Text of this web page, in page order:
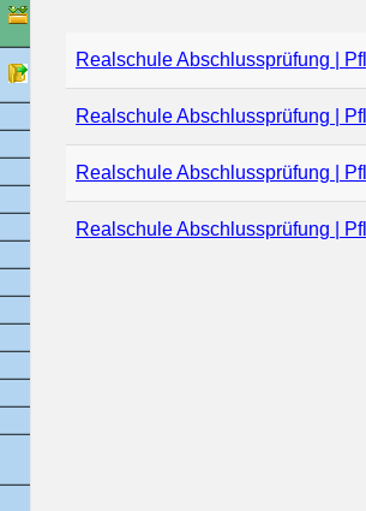
Realschule Abschlussprüfung |
Realschule Abschlussprüfung |
Realschule Abschlussprüfung |
Realschule Abschlussprüfung |